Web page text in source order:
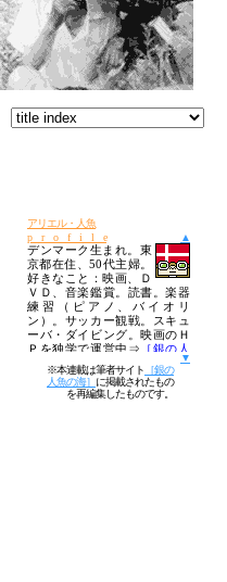
アリエル・人魚
p r o f i l e
▲
▼
※本連載は筆者サイト ［銀の
人魚の海］ に掲載されたもの
を再編集したものです。